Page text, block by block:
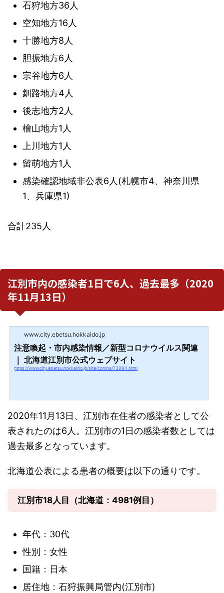
石狩地方36人
空知地方16人
十勝地方8人
胆振地方6人
宗谷地方6人
釧路地方4人
後志地方2人
檜山地方1人
上川地方1人
留萌地方1人
感染確認地域非公表6人(札幌市4、神奈川県
1、兵庫県1)
合計235人
江別市内の感染者1日で6人、過去最多（2020
年11月13日）
www.city.ebetsu.hokkaido.jp
注意喚起・市内感染情報／新型コロナウイルス関連
｜ 北海道江別市公式ウェブサイト
https://www.city.ebetsu.hokkaido.jp/site/corona/73994.html
2020年11月13日、江別市在住者の感染者として公
表されたのは6人。江別市の1日の感染者数としては
過去最多となっています。
北海道公表による患者の概要は以下の通りです。
江別市18人目（北海道：4981例目）
年代：30代
性別：女性
国籍：日本
居住地：石狩振興局管内(江別市)